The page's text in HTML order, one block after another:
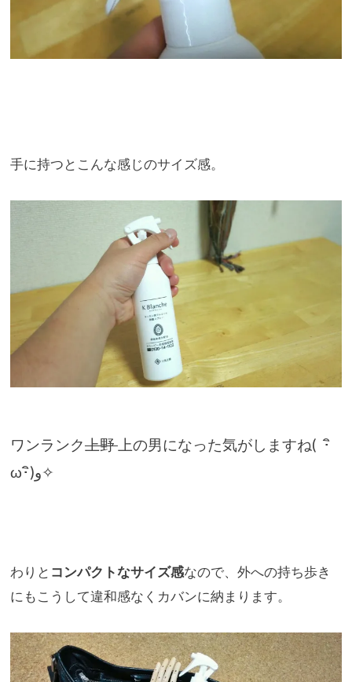
手に持つとこんな感じのサイズ感。
ワンランク上野上の男になった気がしますね( ･ิ
ω･ิ)و✧
わりと コンパクトなサイズ感なので、 外への持ち歩き
にもこうして違和感なくカバンに納まります。